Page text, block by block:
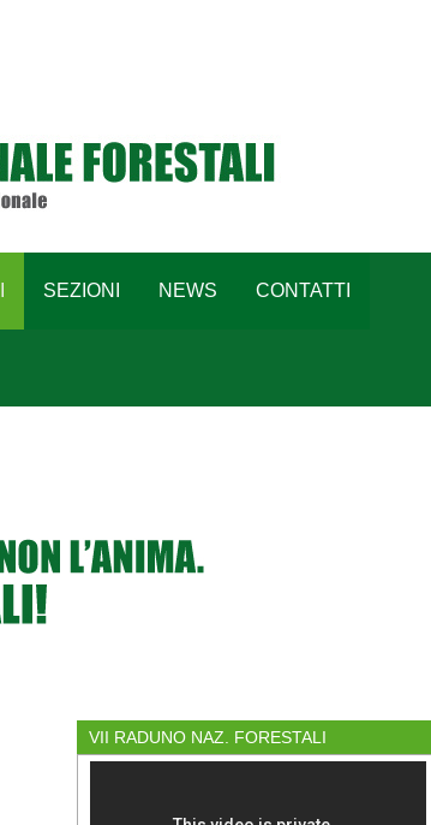
SEZIONI NEWS CONTATTI
VII RADUNO NAZ. FORESTALI